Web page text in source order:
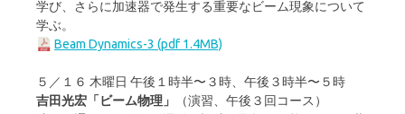
学び、さらに加速器で発生する重要なビーム現象について
学ぶ。
Beam Dynamics-3 (pdf 1.4MB)
５／１６ 木曜日 午後１時半〜３時、午後３時半〜５時
吉田光宏「ビーム物理」
（演習、午後３回コース）